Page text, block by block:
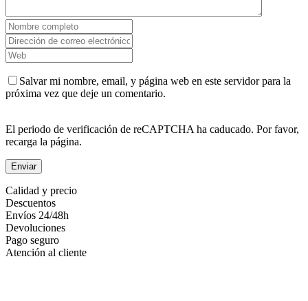
Salvar mi nombre, email, y página web en este servidor para la
próxima vez que deje un comentario.
El periodo de verificación de reCAPTCHA ha caducado. Por favor,
recarga la página.
Calidad y precio
Descuentos
Envíos 24/48h
Devoluciones
Pago seguro
Atención al cliente